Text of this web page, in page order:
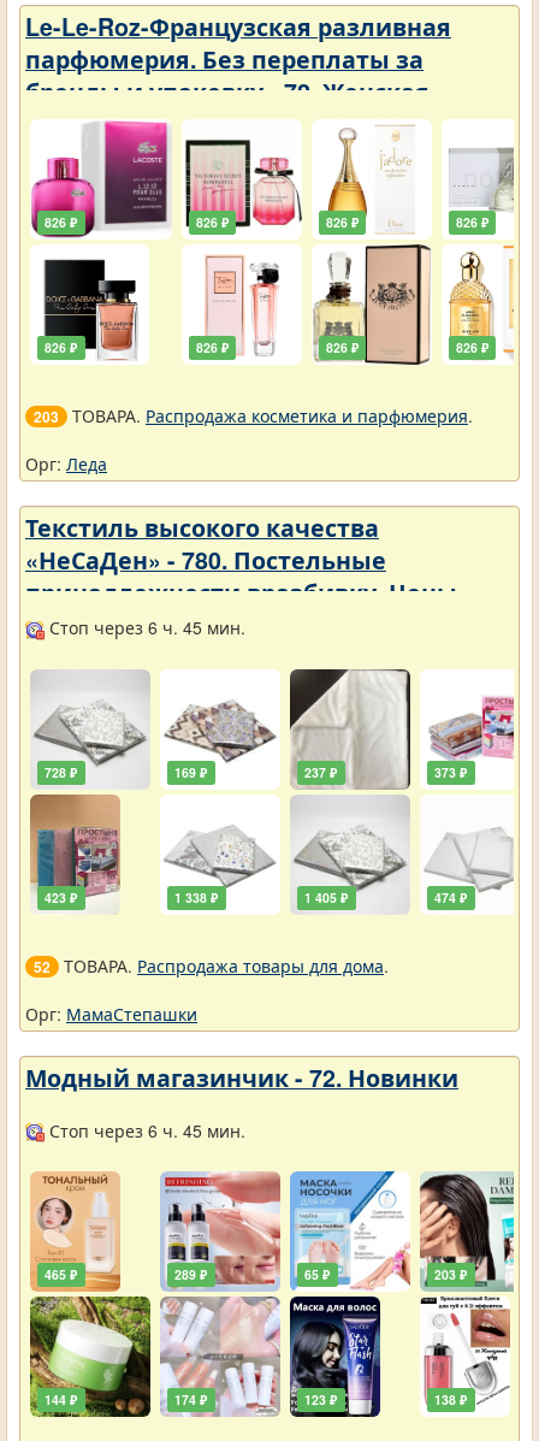
Le-Le-Roz-Французская разливная
парфюмерия. Без переплаты за
бренды и упаковку - 72. Женская -
Парфюмерия с фиксатором 50 ml
826 ₽
826 ₽
826 ₽
826 ₽
826 ₽
826 ₽
826 ₽
826 ₽
203 ТОВАРА. Распродажа косметика и парфюмерия.
Орг: Леда
Текстиль высокого качества
«НеСаДен» - 780. Постельные
принадлежности вразбивку. Цены
упали
Стоп через 6 ч. 45 мин.
728 ₽
423 ₽
169 ₽
1 338 ₽
237 ₽
1 405 ₽
373 ₽
474 ₽
52 ТОВАРА. Распродажа товары для дома.
Орг: МамаСтепашки
Модный магазинчик - 72. Новинки
Стоп через 6 ч. 45 мин.
465 ₽
144 ₽
289 ₽
174 ₽
65 ₽
123 ₽
203 ₽
138 ₽